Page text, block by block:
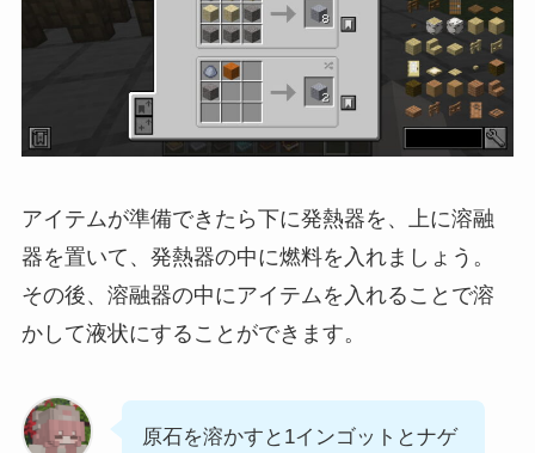
アイテムが準備できたら下に発熱器を、上に溶融
器を置いて、発熱器の中に燃料を入れましょう。
その後、溶融器の中にアイテムを入れることで溶
かして液状にすることができます。
原石を溶かすと1インゴットとナゲ